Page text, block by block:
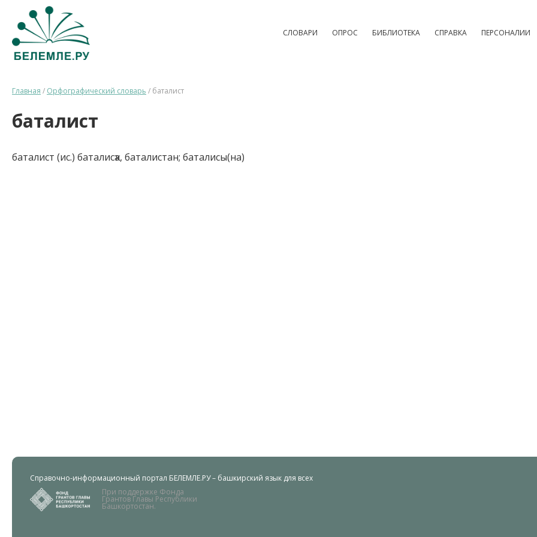
СЛОВАРИ ОПРОС БИБЛИОТЕКА СПРАВКА ПЕРСОНАЛИИ
Главная / Орфографический словарь / баталист
баталист
баталист (ис.) баталисҡа, баталистан; баталисы(на)
Справочно-информационный портал БЕЛЕМЛЕ.РУ – башкирский язык для всех
При поддержке Фонда
Грантов Главы Республики
Башкортостан.